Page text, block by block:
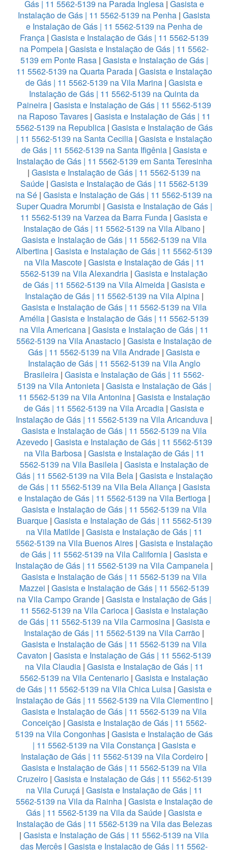
Gás | 11 5562-5139 na Parada Inglesa | Gasista e
Instalação de Gás | 11 5562-5139 na Penha | Gasista
e Instalação de Gás | 11 5562-5139 na Penha de
França | Gasista e Instalação de Gás | 11 5562-5139
na Pompeia | Gasista e Instalação de Gás | 11 5562-
5139 em Ponte Rasa| Gasista e Instalação de Gás |
11 5562-5139 na Quarta Parada| Gasista e Instalação
de Gás | 11 5562-5139 na Vila Marina | Gasista e
Instalação de Gás | 11 5562-5139 na Quinta da
Paineira | Gasista e Instalação de Gás | 11 5562-5139
na Raposo Tavares| Gasista e Instalação de Gás | 11
5562-5139 na Republica| Gasista e Instalação de Gás
| 11 5562-5139 na Santa Cecilia| Gasista e Instalação
de Gás | 11 5562-5139 na Santa Ifigênia | Gasista e
Instalação de Gás | 11 5562-5139 em Santa Teresinha
| Gasista e Instalação de Gás | 11 5562-5139 na
Saúde| Gasista e Instalação de Gás | 11 5562-5139
na Sé | Gasista e Instalação de Gás | 11 5562-5139 na
Super Quadra Morumbi | Gasista e Instalação de Gás |
11 5562-5139 na Varzea da Barra Funda | Gasista e
Instalação de Gás | 11 5562-5139 na Vila Albano |
Gasista e Instalação de Gás | 11 5562-5139 na Vila
Albertina | Gasista e Instalação de Gás | 11 5562-5139
na Vila Mascote| Gasista e Instalação de Gás | 11
5562-5139 na Vila Alexandria | Gasista e Instalação
de Gás | 11 5562-5139 na Vila Almeida | Gasista e
Instalação de Gás | 11 5562-5139 na Vila Alpina |
Gasista e Instalação de Gás | 11 5562-5139 na Vila
Amélia | Gasista e Instalação de Gás | 11 5562-5139
na Vila Americana | Gasista e Instalação de Gás | 11
5562-5139 na Vila Anastacio | Gasista e Instalação de
Gás | 11 5562-5139 na Vila Andrade | Gasista e
Instalação de Gás | 11 5562-5139 na Vila Anglo
Brasileira | Gasista e Instalação de Gás | 11 5562-
5139 na Vila Antonieta| Gasista e Instalação de Gás |
11 5562-5139 na Vila Antonina| Gasista e Instalação
de Gás | 11 5562-5139 na Vila Arcadia | Gasista e
Instalação de Gás | 11 5562-5139 na Vila Aricanduva |
Gasista e Instalação de Gás | 11 5562-5139 na Vila
Azevedo| Gasista e Instalação de Gás | 11 5562-5139
na Vila Barbosa| Gasista e Instalação de Gás | 11
5562-5139 na Vila Basileia| Gasista e Instalação de
Gás | 11 5562-5139 na Vila Bela| Gasista e Instalação
de Gás | 11 5562-5139 na Vila Bela Aliança| Gasista
e Instalação de Gás | 11 5562-5139 na Vila Bertioga |
Gasista e Instalação de Gás | 11 5562-5139 na Vila
Buarque| Gasista e Instalação de Gás | 11 5562-5139
na Vila Matilde| Gasista e Instalação de Gás | 11
5562-5139 na Vila Buenos Aires| Gasista e Instalação
de Gás | 11 5562-5139 na Vila California | Gasista e
Instalação de Gás | 11 5562-5139 na Vila Campanela |
Gasista e Instalação de Gás | 11 5562-5139 na Vila
Mazzei | Gasista e Instalação de Gás | 11 5562-5139
na Vila Campo Grande | Gasista e Instalação de Gás |
11 5562-5139 na Vila Carioca| Gasista e Instalação
de Gás | 11 5562-5139 na Vila Carmosina| Gasista e
Instalação de Gás | 11 5562-5139 na Vila Carrão |
Gasista e Instalação de Gás | 11 5562-5139 na Vila
Cavaton | Gasista e Instalação de Gás | 11 5562-5139
na Vila Claudia| Gasista e Instalação de Gás | 11
5562-5139 na Vila Centenario | Gasista e Instalação
de Gás | 11 5562-5139 na Vila Chica Luisa | Gasista e
Instalação de Gás | 11 5562-5139 na Vila Clementino|
Gasista e Instalação de Gás | 11 5562-5139 na Vila
Conceição| Gasista e Instalação de Gás | 11 5562-
5139 na Vila Congonhas | Gasista e Instalação de Gás
| 11 5562-5139 na Vila Constança| Gasista e
Instalação de Gás | 11 5562-5139 na Vila Cordeiro|
Gasista e Instalação de Gás | 11 5562-5139 na Vila
Cruzeiro | Gasista e Instalação de Gás | 11 5562-5139
na Vila Curuçá | Gasista e Instalação de Gás | 11
5562-5139 na Vila da Rainha | Gasista e Instalação de
Gás | 11 5562-5139 na Vila da Saúde | Gasista e
Instalação de Gás | 11 5562-5139 na Vila das Belezas
| Gasista e Instalação de Gás | 11 5562-5139 na Vila
das Mercês | Gasista e Instalação de Gás | 11 5562-